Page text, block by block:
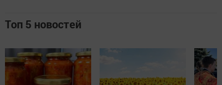
Топ 5 новостей